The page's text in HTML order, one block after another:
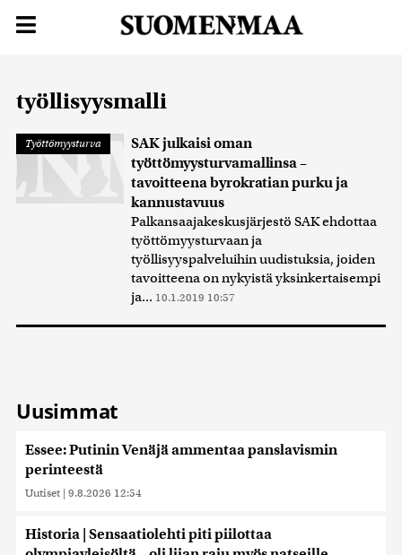
työllisyysmalli
Työttömyysturva
SAK julkaisi oman
työttömyysturvamallinsa –
tavoitteena byrokratian purku ja
kannustavuus
Palkansaajakeskusjärjestö SAK ehdottaa
työttömyysturvaan ja
työllisyyspalveluihin uudistuksia, joiden
tavoitteena on nykyistä yksinkertaisempi
ja... 10.1.2019 10:57
Uusimmat
Essee: Putinin Venäjä ammentaa panslavismin
perinteestä
Uutiset | 9.8.2026 12:54
Historia | Sensaatiolehti piti piilottaa